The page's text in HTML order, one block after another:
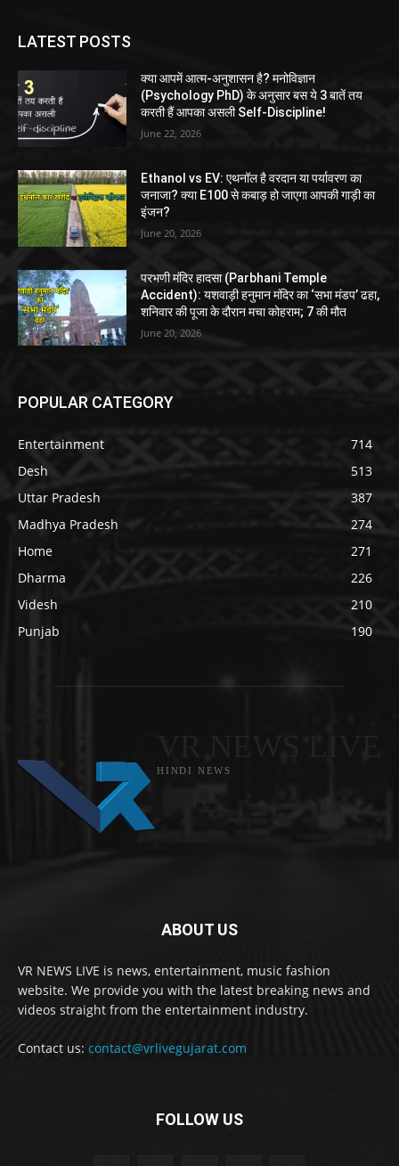
LATEST POSTS
क्या आपमें आत्म-अनुशासन है? मनोविज्ञान
(Psychology PhD) के अनुसार बस ये 3 बातें तय
करती हैं आपका असली Self-Discipline!
June 22, 2026
Ethanol vs EV: एथनॉल है वरदान या पर्यावरण का
जनाजा? क्या E100 से कबाड़ हो जाएगा आपकी गाड़ी का
इंजन?
June 20, 2026
परभणी मंदिर हादसा (Parbhani Temple
Accident): यशवाड़ी हनुमान मंदिर का ‘सभा मंडप’ ढहा,
शनिवार की पूजा के दौरान मचा कोहराम; 7 की मौत
June 20, 2026
POPULAR CATEGORY
Entertainment
714
Desh
513
Uttar Pradesh
387
Madhya Pradesh
274
Home
271
Dharma
226
Videsh
210
Punjab
190
HINDI NEWS
ABOUT US
VR NEWS LIVE is news, entertainment, music fashion
website. We provide you with the latest breaking news and
videos straight from the entertainment industry.
Contact us: contact@vrlivegujarat.com
FOLLOW US